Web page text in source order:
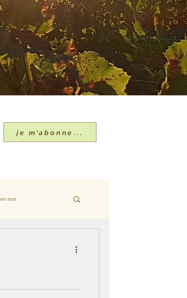
je m'abonne...
rose
; remarquable